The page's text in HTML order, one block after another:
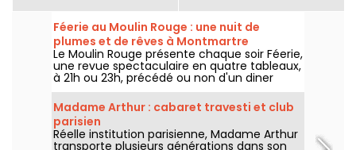
Féerie au Moulin Rouge : une nuit de
plumes et de rêves à Montmartre
Le Moulin Rouge présente chaque soir Féerie,
une revue spectaculaire en quatre tableaux,
à 21h ou 23h, précédé ou non d'un diner
imaginé par leur chef.
Madame Arthur : cabaret travesti et club
parisien
Réelle institution parisienne, Madame Arthur
transporte plusieurs générations dans son